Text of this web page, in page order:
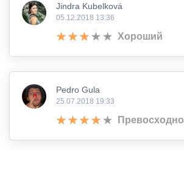
Jindra Kubelková
05.12.2018 13:36
Хороший
Pedro Gula
25.07.2018 19:33
Превосходно